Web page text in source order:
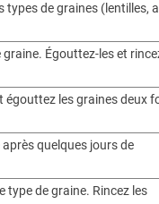
types de graines (lentilles,
Égouttez-les et
égouttez les graines deux
quelques jours de
type de graine. Rincez les